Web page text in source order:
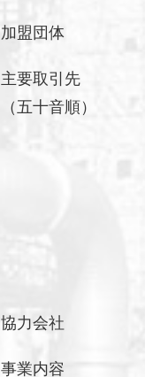
加盟団体
主要取引先
（五十音順）
協力会社
事業内容